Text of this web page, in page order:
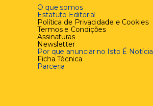
O que somos
Estatuto Editorial
Política de Privacidade e Cookies
Termos e Condições
Assinaturas
Newsletter
Por que anunciar no Isto É Notícia
Ficha Técnica
Parceria